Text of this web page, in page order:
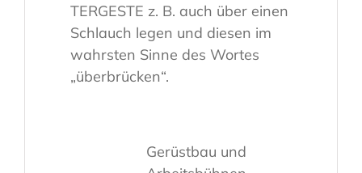
TERGESTE z. B. auch über einen
Schlauch legen und diesen im
wahrsten Sinne des Wortes
„überbrücken“.
Gerüstbau und